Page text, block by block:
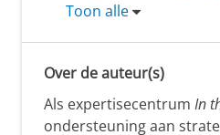
Toon alle
Over de auteur(s)
Als expertisecentrum In
ondersteuning aan